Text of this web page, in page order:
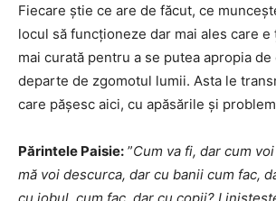
Fiecare ştie ce are de făcut, ce
locul să funcţioneze dar mai ales care e
mai curată pentru a se putea apropia
departe de zgomotul lumii. Asta le
care pășesc aici, cu apăsările şi
Părintele Paisie: ”Cum va fi, dar cum
mă voi descurca, dar cu banii cum fac,